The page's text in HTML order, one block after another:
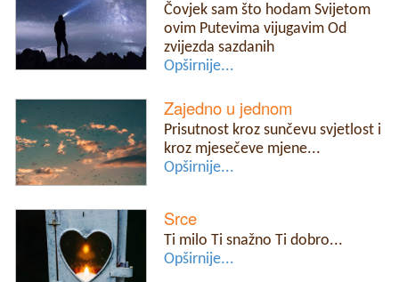
Čovjek sam što hodam Svijetom
ovim Putevima vijugavim Od
zvijezda sazdanih
Opširnije...
Zajedno u jednom
Prisutnost kroz sunčevu svjetlost i
kroz mjesečeve mjene...
Opširnije...
Srce
Ti milo Ti snažno Ti dobro...
Opširnije...